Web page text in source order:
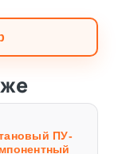
ПУ-